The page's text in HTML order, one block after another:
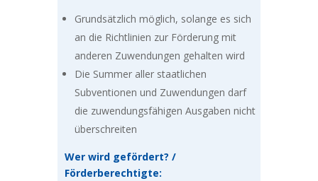
Grundsätzlich möglich, solange es sich
an die Richtlinien zur Förderung mit
anderen Zuwendungen gehalten wird
Die Summer aller staatlichen
Subventionen und Zuwendungen darf
die zuwendungsfähigen Ausgaben nicht
überschreiten
Wer wird gefördert? /
Förderberechtigte: